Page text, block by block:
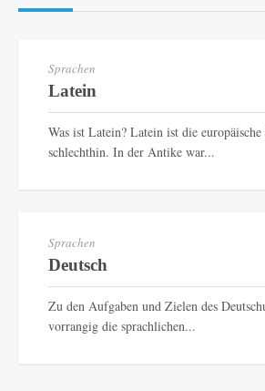
Sprachen
Latein
Was ist Latein? Latein ist die europäische
schlechthin. In der Antike war...
Sprachen
Deutsch
Zu den Aufgaben und Zielen des
vorrangig die sprachlichen...